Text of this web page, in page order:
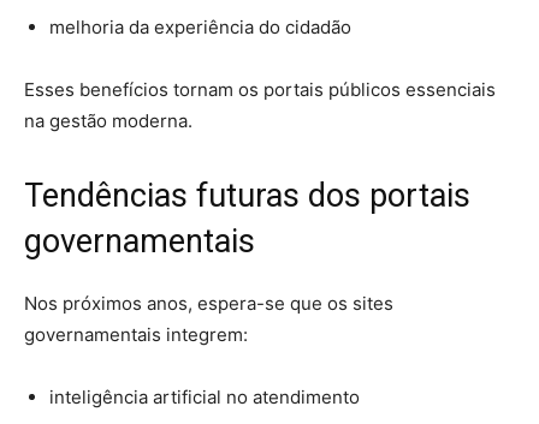
melhoria da experiência do cidadão
Esses benefícios tornam os portais públicos essenciais
na gestão moderna.
Tendências futuras dos portais
governamentais
Nos próximos anos, espera-se que os sites
governamentais integrem:
inteligência artificial no atendimento